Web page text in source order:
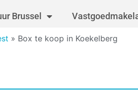
Brussel
» Box te koop in Koekelberg